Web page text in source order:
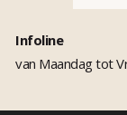
Infoline
van Maandag tot